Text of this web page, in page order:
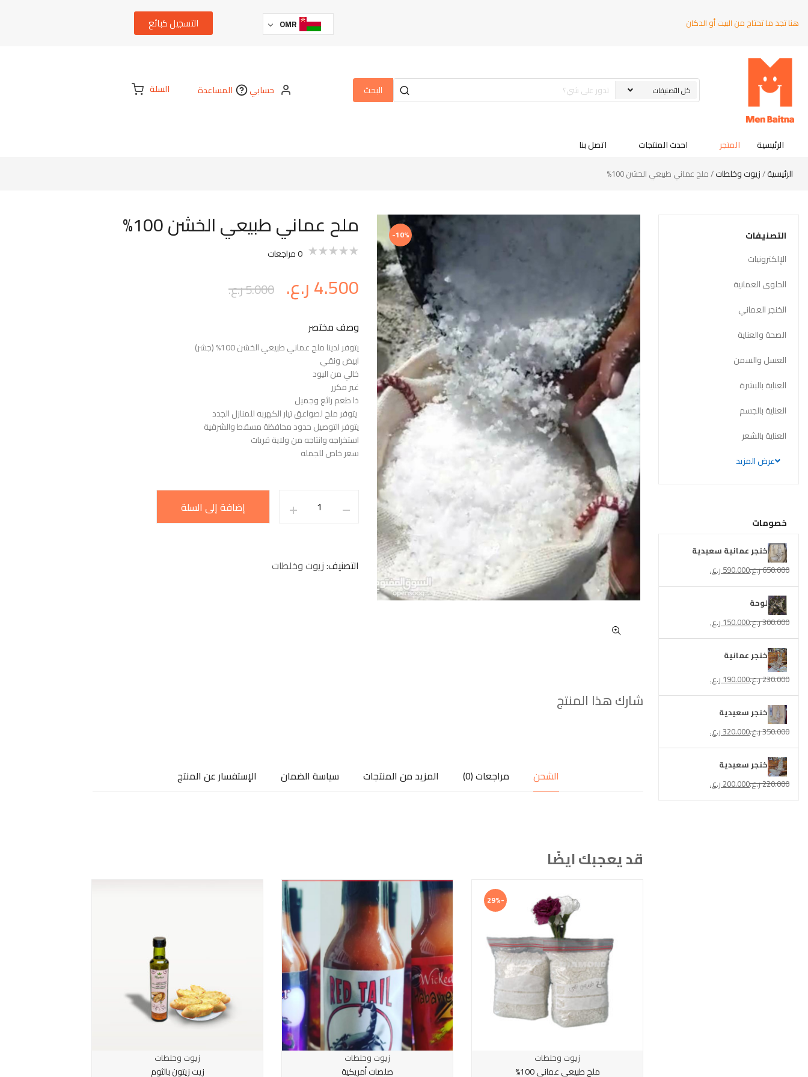
هنا تجد ما تحتاج من البيت أو الدكان OMR التسجيل كبائع
البحث حسابي المساعدة السلة
الرئيسية المتجر احدث المنتجات
اتصل بنا
الرئيسية/زيوت وخلطات/ ملح عماني طبيعي الخشن 100%
التصنيفات
الإلكترونيات
الحلوى العمانية
الخنجر العماني
الصحة والعناية
العسل والسمن
العناية بالبشرة
العناية بالجسم
العناية بالشعر
عرض المزيد
خصومات
خنجر عمانية سعيدية
650.000ر.ع.590.000 ر.ع.
لوحة
300.000ر.ع.150.000 ر.ع.
خنجر عمانية
230.000ر.ع.190.000ر.ع.
خنجر سعيدية
350.000ر.ع.320.000ر.ع.
خنجر سعيدية
220.000ر.ع.200.000ر.ع.
-10% ملح عماني طبيعي الخشن 100%
0مراجعات
5.000ر.ع. 4.500ر.ع.
وصف مختصر
يتوفر لدينا ملح عماني طبيعي الخشن 100% (جشر)
ابيض ونقي
خالي من اليود
غير مكرر
ذا طعم رائع وجميل
يتوفر ملح لصواعق تيار الكهربه للمنازل الجدد
يتوفر التوصيل حدود محافظة مسقط والشرقية
استخراجه وانتاجه من ولاية قريات
سعر خاص للجمله
إضافة إلى السلة
التصنيف زيوت وخلطات
شارك هذا المنتج
الشحن مراجعات (0) المزيد من المنتجات سياسة الضمان الإستفسار عن المنتج
قد يعجبك ايضًا
-29%
زيوت وخلطات
ملح طبيعي عماني 100%
زيوت وخلطات
صلصات أمريكية
زيوت وخلطات
زيت زيتون بالثوم